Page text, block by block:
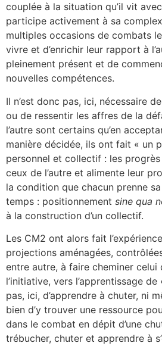
couplée à la situation qu’il vit
participe activement à sa
multiples occasions de combats
vivre et d’enrichir leur rapport à
pleinement présent et de
nouvelles compétences.
Il n’est donc pas, ici, nécessaire
ou de ressentir les affres de la
l’autre sont certains qu’en
manière décidée, ils ont fait « un
personnel et collectif : les progrès
ceux de l’autre et alimente leur
la condition que chacun prenne
temps : positionnement sine qua
à la construction d’un collectif.
Les CM2 ont alors fait
projections aménagées,
entre autre, à faire cheminer celui
l’initiative, vers l’apprentissage de
pas, ici, d’apprendre à chuter, ni
bien d’y trouver une ressource
dans le combat en dépit d’une
trébucher, chuter et apprendre à